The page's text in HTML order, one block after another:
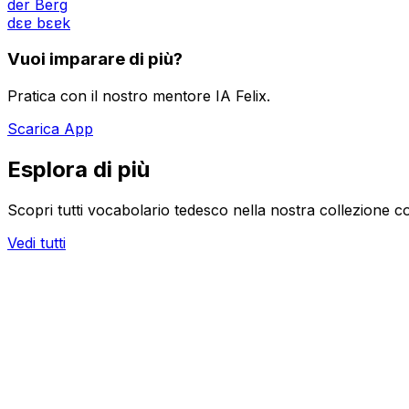
der Berg
dɛɐ bɛɐk
Vuoi imparare di più?
Pratica con il nostro mentore IA Felix.
Scarica App
Esplora di più
Scopri tutti vocabolario tedesco nella nostra collezione
Vedi tutti